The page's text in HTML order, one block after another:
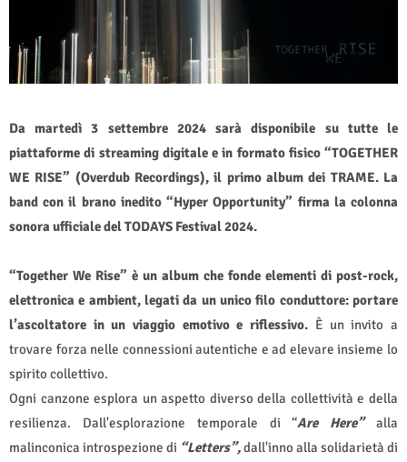
Da martedì 3 settembre 2024 sarà disponibile su tutte le
piattaforme di streaming digitale e in formato fisico “TOGETHER
WE RISE” (Overdub Recordings), il primo album dei TRAME. La
band con il brano inedito “Hyper Opportunity” firma la colonna
sonora ufficiale del TODAYS Festival 2024.
“Together We Rise” è un album che fonde elementi di post-rock,
elettronica e ambient, legati da un unico filo conduttore: portare
l’ascoltatore in un viaggio emotivo e riflessivo. È un invito a
trovare forza nelle connessioni autentiche e ad elevare insieme lo
spirito collettivo.
Ogni canzone esplora un aspetto diverso della collettività e della
resilienza. Dall'esplorazione temporale di “Are Here”alla
malinconica introspezione di “Letters”,dall'inno alla solidarietà di